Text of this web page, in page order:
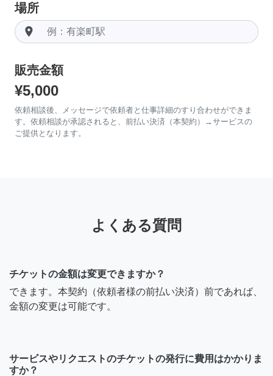
場所
room
販売金額
¥5,000
依頼相談後、メッセージで依頼者と仕事詳細のすり合わせができま
す。依頼相談が承認されると、前払い決済（本契約）→サービスの
ご提供となります。
よくある質問
チケットの金額は変更できますか？
できます。本契約（依頼者様の前払い決済）前であれば、
金額の変更は可能です。
サービスやリクエストのチケットの発行に費用はかかりま
すか？